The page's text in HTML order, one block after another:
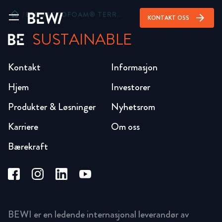
KONTAKT OSS arrow_forward
home EPD JACKOFOAM® TERRA XPS
SUSTAINABLE
Hjem
Produkter & Løsninger
Karriere
Bærekraft
Investorer
Nyhetsrom
Om oss
Kontakt Informasjon
BEWI er en ledende internasjonal leverandør av